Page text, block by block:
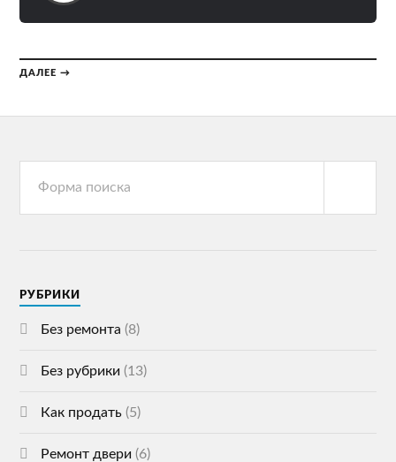
ДАЛЕЕ →
РУБРИКИ
Без ремонта (8)
Без рубрики (13)
Как продать (5)
Ремонт двери (6)